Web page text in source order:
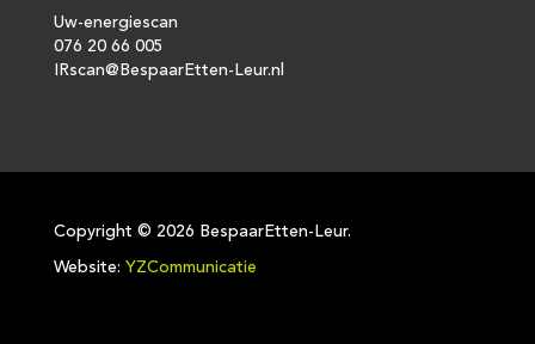
Uw-energiescan
076 20 66 005
IRscan@BespaarEtten-Leur.nl
Copyright © 2026 BespaarEtten-Leur.
Website: YZCommunicatie